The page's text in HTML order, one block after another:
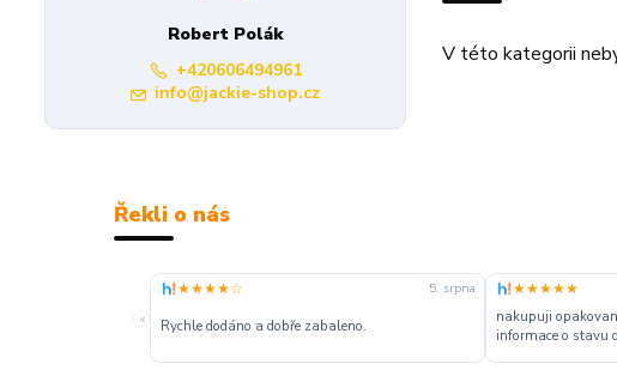
V této kategorii
Robert Polák
+420606494961
info@jackie-shop.cz
Řekli o nás
«
★★★★☆ 5. srpna
Rychle dodáno a dobře zabaleno.
★★★★★
nakupuji
informace o stavu